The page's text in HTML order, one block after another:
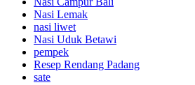
Nasi Lemak
nasi liwet
Nasi Uduk Betawi
pempek
Resep Rendang Padang
sate